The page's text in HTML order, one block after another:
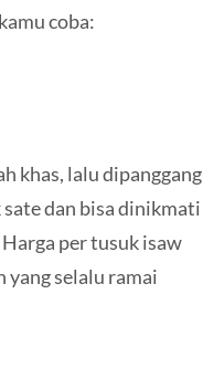
coba:
khas, lalu dipanggang
dan bisa dinikmati
per tusuk isaw
yang selalu ramai